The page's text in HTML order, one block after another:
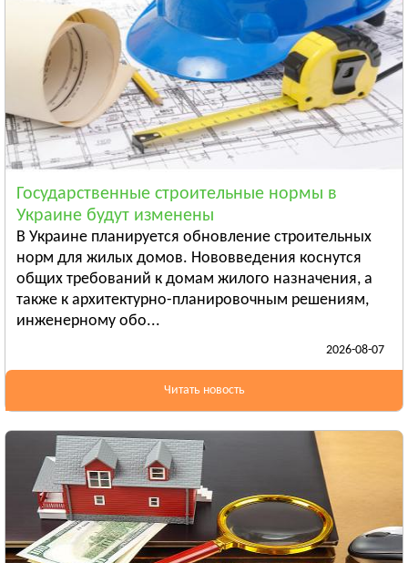
ЗАКАРПАТСКАЯ ОБЛАСТЬ
Ужгород
Чоп
Берегово
Смотреть всё
ЗАПОРОЖСКАЯ ОБЛАСТЬ
Запорожье
Энергодар
Бердянск
Смотреть всё
ИВАНО-ФРАНКОВСКАЯ ОБЛАСТЬ
Ивано-Франковск
Болехов
Смотреть всё
Тараща
Тетиев
Смотреть всё
КИРОВОГРАДСКАЯ ОБЛАСТЬ
Александрия
Государственные строительные нормы в
Украине будут изменены
В Украине планируется обновление строительных
норм для жилых домов. Нововведения коснутся
общих требований к домам жилого назначения, а
также к архитектурно-планировочным решениям,
инженерному обо...
2026-08-07
Читать новость